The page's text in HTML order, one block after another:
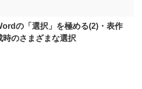
の「選択」を極める(2)・表作
時のさまざまな選択